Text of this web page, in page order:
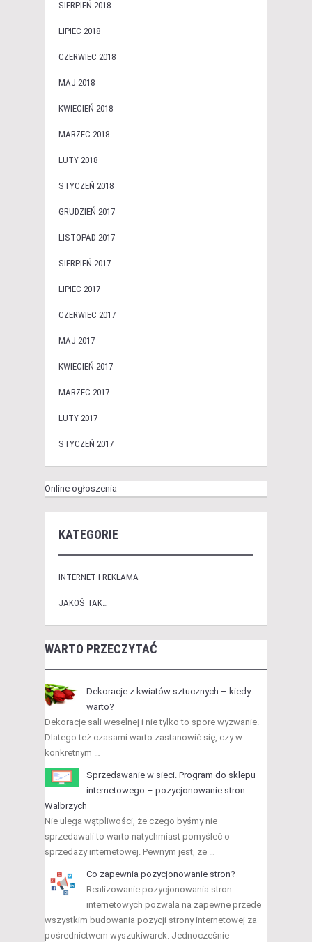
SIERPIEŃ 2018
LIPIEC 2018
CZERWIEC 2018
MAJ 2018
KWIECIEŃ 2018
MARZEC 2018
LUTY 2018
STYCZEŃ 2018
GRUDZIEŃ 2017
LISTOPAD 2017
SIERPIEŃ 2017
LIPIEC 2017
CZERWIEC 2017
MAJ 2017
KWIECIEŃ 2017
MARZEC 2017
LUTY 2017
STYCZEŃ 2017
Online ogłoszenia
KATEGORIE
INTERNET I REKLAMA
JAKOŚ TAK…
WARTO PRZECZYTAĆ
Dekoracje z kwiatów sztucznych – kiedy
warto?
Dekoracje sali weselnej i nie tylko to spore wyzwanie.
Dlatego też czasami warto zastanowić się, czy w
konkretnym …
Sprzedawanie w sieci. Program do sklepu
internetowego – pozycjonowanie stron
Wałbrzych
Nie ulega wątpliwości, że czego byśmy nie
sprzedawali to warto natychmiast pomyśleć o
sprzedaży internetowej. Pewnym jest, że …
Co zapewnia pozycjonowanie stron?
Realizowanie pozycjonowania stron
internetowych pozwala na zapewne przede
wszystkim budowania pozycji strony internetowej za
pośrednictwem wyszukiwarek. Jednocześnie